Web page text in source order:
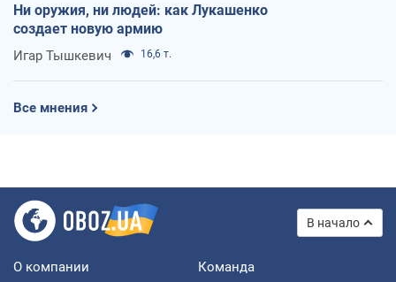
Ни оружия, ни людей: как Лукашенко
создает новую армию
Игар Тышкевич 16,6 т.
Все мнения
В начало
О компании Команда